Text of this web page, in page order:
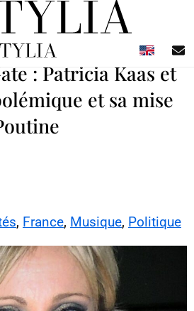
: Patricia Kaas et
et sa mise
, France, Musique, Politique